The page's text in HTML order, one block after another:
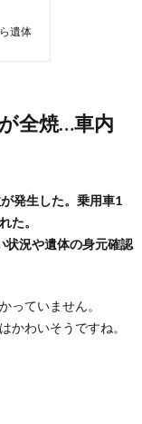
遺体
全焼…車内
発生した。乗用車1
た。
状況や遺体の身元確認
っていません。
かわいそうですね。